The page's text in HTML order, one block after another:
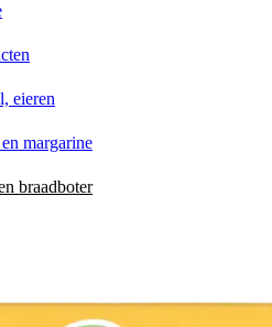
eieren
margarine
braadboter